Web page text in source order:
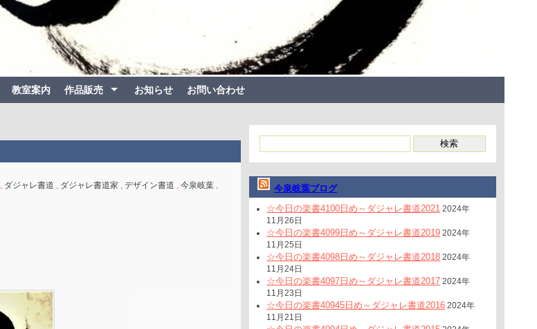
教室案内 作品販売 お知らせ お問い合わせ
ダジャレ書道 ダジャレ書道家 デザイン書道 今泉岐葉,
今泉岐葉ブログ
☆今日の楽書4100日め～ダジャレ書道2021 2024年
11月26日
☆今日の楽書4099日め～ダジャレ書道2019 2024年
11月25日
☆今日の楽書4098日め～ダジャレ書道2018 2024年
11月24日
☆今日の楽書4097日め～ダジャレ書道2017 2024年
11月23日
☆今日の楽書40945日め～ダジャレ書道2016 2024年
11月21日